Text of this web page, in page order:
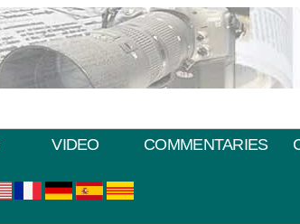
VIDEO COMMENTARIES